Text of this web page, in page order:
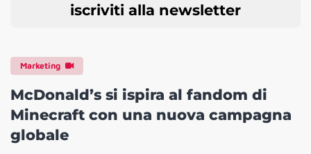
iscriviti alla newsletter
Marketing
McDonald’s si ispira al fandom di
Minecraft con una nuova campagna
globale